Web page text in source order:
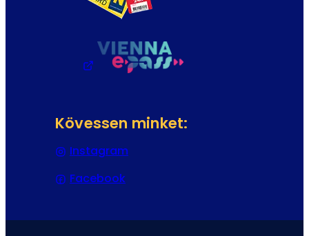
Kövessen minket:
Instagram
Facebook